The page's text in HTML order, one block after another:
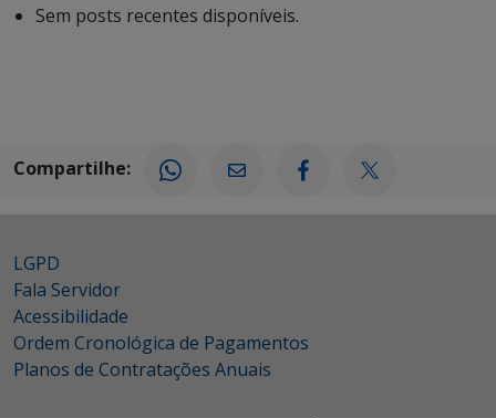
Sem posts recentes disponíveis.
Compartilhe:
LGPD
Fala Servidor
Acessibilidade
Ordem Cronológica de Pagamentos
Planos de Contratações Anuais